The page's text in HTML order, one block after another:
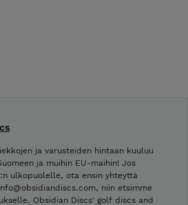
ja varusteiden hintaan kuuluu
ja muihin EU-maihin! Jos
ulkopuolelle, ota ensin yhteyttä
niin etsimme
Obsidian Discs' golf discs and